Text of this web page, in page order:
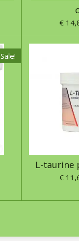
€
Sale!
L-taurine
€